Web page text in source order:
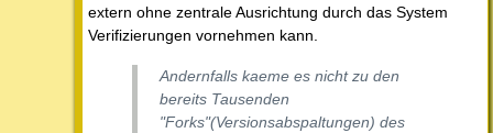
extern ohne zentrale Ausrichtung durch das System
Verifizierungen vornehmen kann.
Andernfalls kaeme es nicht zu den
bereits Tausenden
"Forks"(Versionsabspaltungen) des